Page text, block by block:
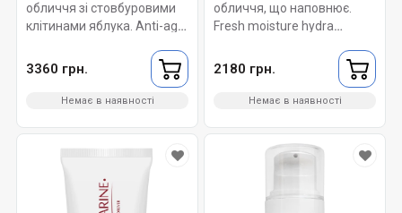
обличчя зі стовбуровими
клітинами яблука. Anti-age
cells 50 мл.
3360 грн.
Немає в наявності
обличчя, що наповнює.
Fresh moisture hydra
2180 грн.
Немає в наявності